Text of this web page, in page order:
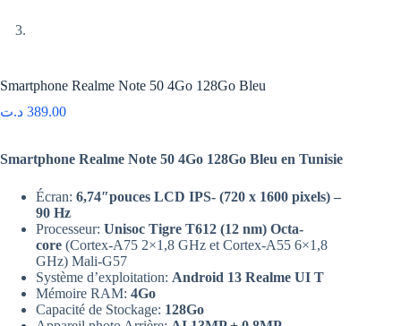
Smartphone Realme Note 50 4Go 128Go Bleu
389.00 د.ت
Smartphone Realme Note 50 4Go 128Go Bleu en Tunisie
Écran: 6,74″pouces LCD IPS- (720 x 1600 pixels) –
90 Hz
Processeur: Unisoc Tigre T612 (12 nm) Octa-
core (Cortex-A75 2×1,8 GHz et Cortex-A55 6×1,8
GHz) Mali-G57
Système d’exploitation: Android 13 Realme UI T
Mémoire RAM: 4Go
Capacité de Stockage: 128Go